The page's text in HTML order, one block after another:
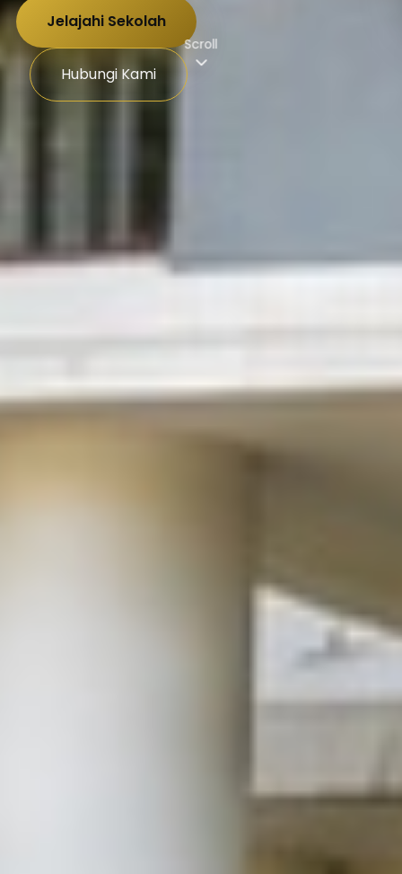
Jelajahi Sekolah
Hubungi Kami
Scroll